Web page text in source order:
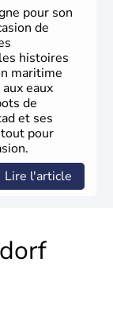
pour son
de
histoires
maritime
eaux
de
et ses
tout pour
Lire l'article